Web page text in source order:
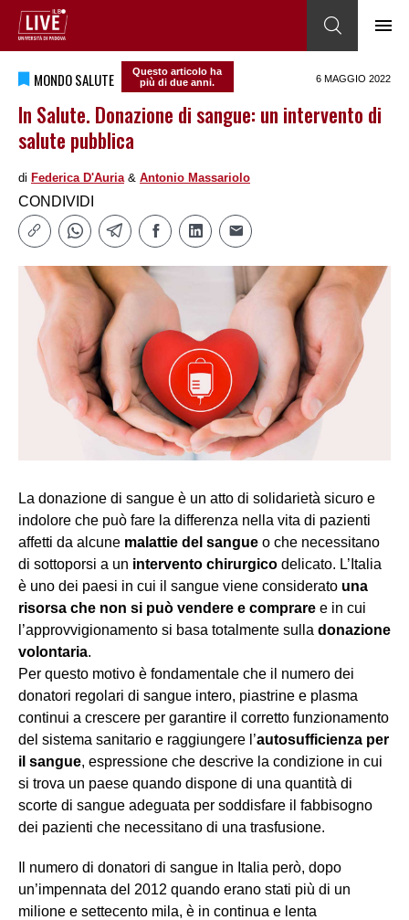
MONDO SALUTE
Questo articolo ha
più di due anni.
6 MAGGIO 2022
In Salute. Donazione di sangue: un intervento di
salute pubblica
di Federica DʹAuria& Antonio Massariolo
CONDIVIDI
La donazione di sangue è un atto di solidarietà sicuro e
indolore che può fare la differenza nella vita di pazienti
affetti da alcune malattie del sangue o che necessitano
di sottoporsi a un intervento chirurgico delicato. L’Italia
è uno dei paesi in cui il sangue viene considerato una
risorsa che non si può vendere e comprare e in cui
l’approvvigionamento si basa totalmente sulla donazione
volontaria.
Per questo motivo è fondamentale che il numero dei
donatori regolari di sangue intero, piastrine e plasma
continui a crescere per garantire il corretto funzionamento
del sistema sanitario e raggiungere l’autosufficienza per
il sangue, espressione che descrive la condizione in cui
si trova un paese quando dispone di una quantità di
scorte di sangue adeguata per soddisfare il fabbisogno
dei pazienti che necessitano di una trasfusione.
Il numero di donatori di sangue in Italia però, dopo
un’impennata del 2012 quando erano stati più di un
milione e settecento mila, è in continua e lenta